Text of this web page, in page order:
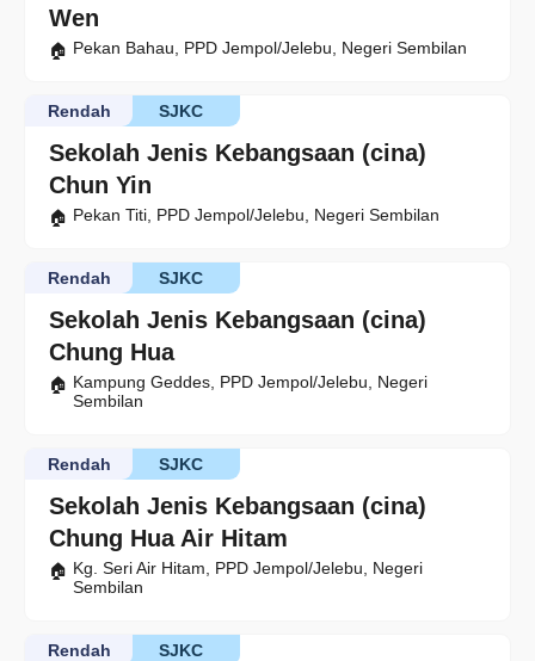
Wen
Pekan Bahau, PPD Jempol/Jelebu, Negeri Sembilan
Sekolah Jenis Kebangsaan (cina)
Chun Yin
SJKC
Rendah
Pekan Titi, PPD Jempol/Jelebu, Negeri Sembilan
Sekolah Jenis Kebangsaan (cina)
Chung Hua
SJKC
Rendah
Kampung Geddes, PPD Jempol/Jelebu, Negeri
Sembilan
Sekolah Jenis Kebangsaan (cina)
Chung Hua Air Hitam
SJKC
Rendah
Kg. Seri Air Hitam, PPD Jempol/Jelebu, Negeri
Sembilan
SJKC
Rendah